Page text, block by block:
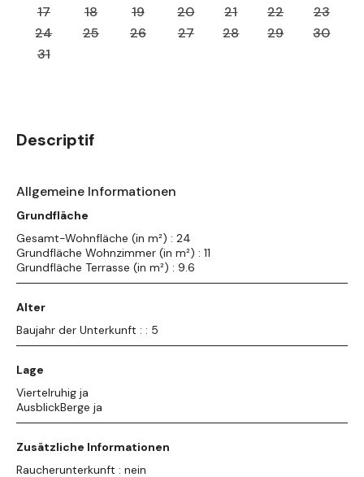
17
18 19 20 21 22
23
24
25 26 27 28 29
30
31
Descriptif
Allgemeine Informationen
Grundfläche
Gesamt-Wohnfläche (in m²) : 24
Grundfläche Wohnzimmer (in m²) : 11
Grundfläche Terrasse (in m²) : 9.6
Alter
Baujahr der Unterkunft : : 5
Lage
Viertelruhig ja
AusblickBerge ja
Zusätzliche Informationen
Raucherunterkunft : nein